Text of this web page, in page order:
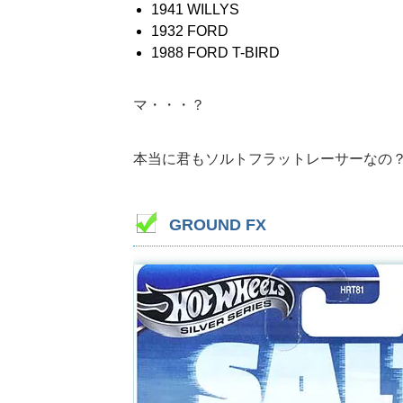
1941 WILLYS
1932 FORD
1988 FORD T-BIRD
マ・・・？
本当に君もソルトフラットレーサーなの
GROUND FX